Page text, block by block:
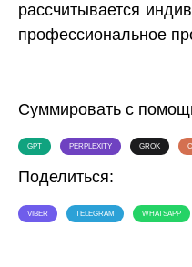
рассчитывается
профессиональное
Суммировать с
GPT PERPLEXITY GROK
Поделиться:
VIBER TELEGRAM WHATSAPP